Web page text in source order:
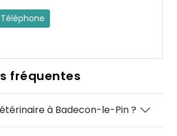
fréquentes
à Badecon-le-Pin ?